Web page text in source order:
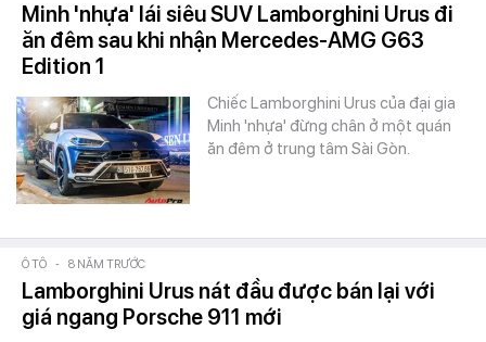
Minh 'nhựa' lái siêu SUV Lamborghini Urus đi
ăn đêm sau khi nhận Mercedes-AMG G63
Edition 1
Chiếc Lamborghini Urus của đại gia
Minh 'nhựa' đừng chân ở một quán
ăn đêm ở trung tâm Sài Gòn.
Ô TÔ - 8 NĂM TRƯỚC
Lamborghini Urus nát đầu được bán lại với
giá ngang Porsche 911 mới